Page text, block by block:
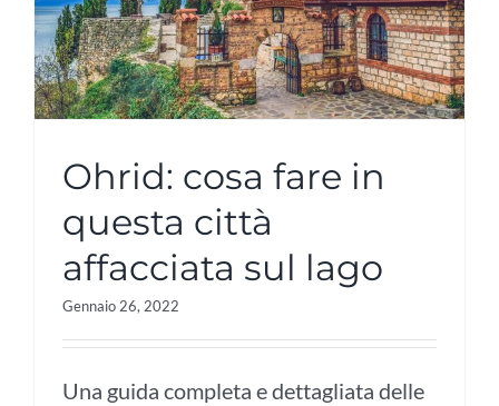
Ohrid: cosa fare in
questa città
affacciata sul lago
Gennaio 26, 2022
Una guida completa e dettagliata delle